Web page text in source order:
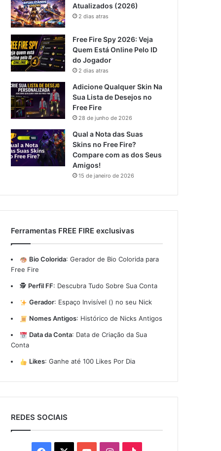
Atualizados (2026)
2 dias atras
Free Fire Spy 2026: Veja
Quem Está Online Pelo ID
do Jogador
2 dias atras
Adicione Qualquer Skin Na
Sua Lista de Desejos no
Free Fire
28 de junho de 2026
Qual a Nota das Suas
Skins no Free Fire?
Compare com as dos Seus
Amigos!
15 de janeiro de 2026
Ferramentas FREE FIRE exclusivas
Bio Colorida: Gerador de Bio Colorida para
Free Fire
🕵️ Perfil FF: Descubra Tudo Sobre Sua Conta
Gerador: Espaço Invisível (ㅤ) no seu Nick
Nomes Antigos: Histórico de Nicks Antigos
Data da Conta: Data de Criação da Sua
Conta
Likes: Ganhe até 100 Likes Por Dia
REDES SOCIAIS